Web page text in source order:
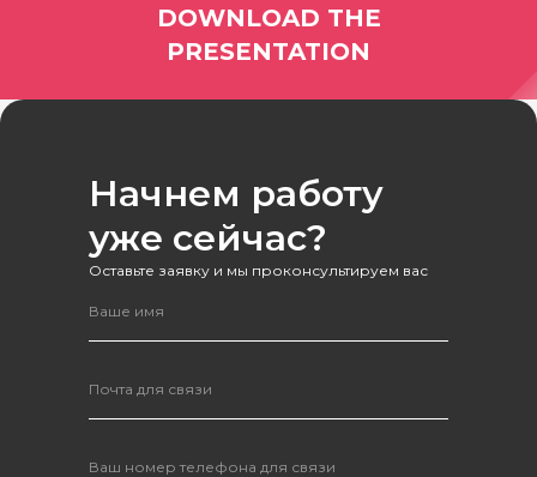
DOWNLOAD THE
PRESENTATION
Начнем работу
уже сейчас?
Оставьте заявку и мы проконсультируем вас
Оставить заявку